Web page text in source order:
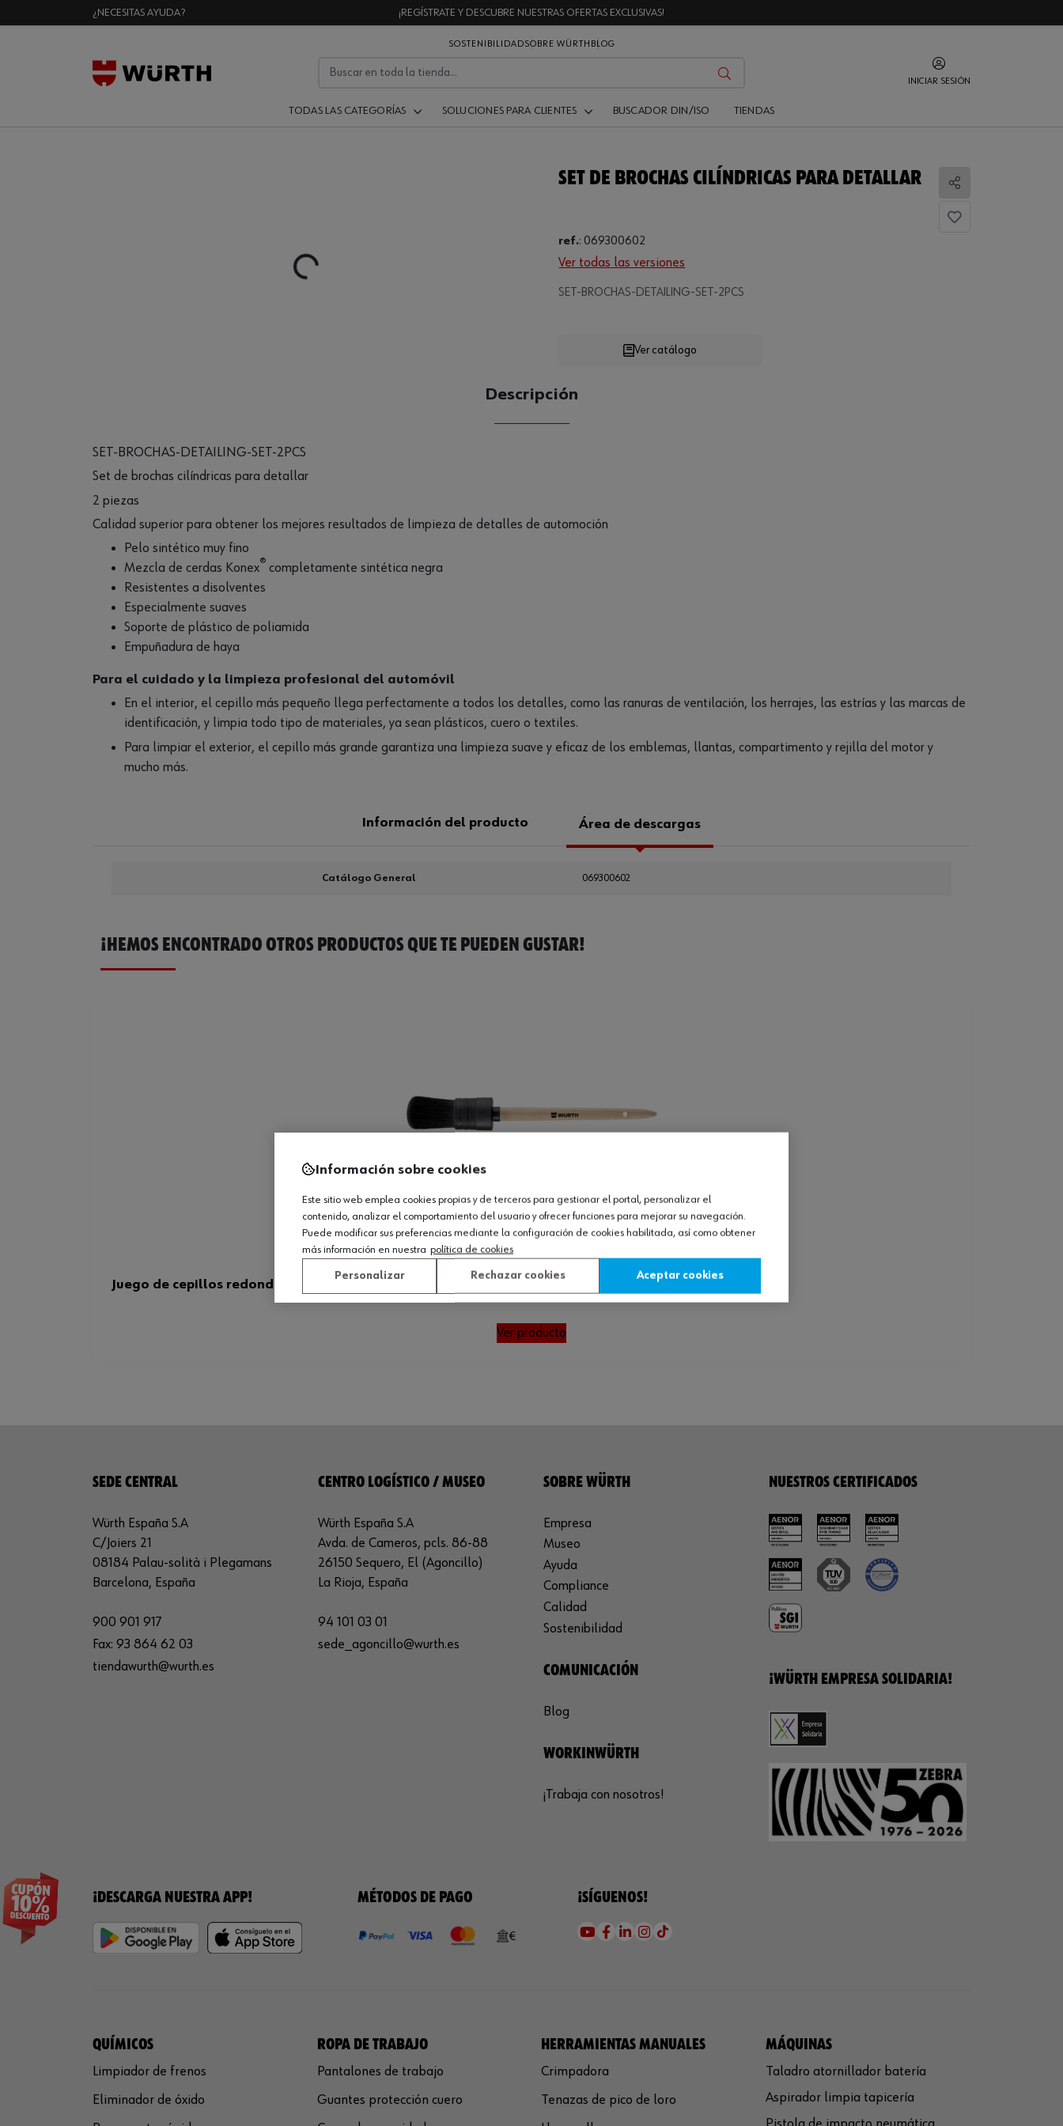
¿NECESITAS AYUDA? ¡REGÍSTRATE Y DESCUBRE NUESTRAS OFERTAS EXCLUSIVAS!
SOSTENIBILIDADSOBRE WÜRTH BLOG
INICIAR SESIÓN
TODAS LAS CATEGORÍAS SOLUCIONES PARA CLIENTES BUSCADOR DIN/ISO TIENDAS
Loading...
SET DE BROCHAS CILÍNDRICAS PARA DETALLAR
Compartir
ref.: 069300602
Ver todas las versiones
SET-BROCHAS-DETAILING-SET-2PCS
Loading...
CANTIDAD
Ver catálogo
Descripción
SET-BROCHAS-DETAILING-SET-2PCS
Set de brochas cilíndricas para detallar
2 piezas
Calidad superior para obtener los mejores resultados de limpieza de detalles de automoción
Pelo sintético muy fino
Mezcla de cerdas Konex® completamente sintética negra
Resistentes a disolventes
Especialmente suaves
Soporte de plástico de poliamida
Empuñadura de haya
Para el cuidado y la limpieza profesional del automóvil
En el interior, el cepillo más pequeño llega perfectamente a todos los detalles, como las ranuras de ventilación, los herrajes, las estrías y las marcas de
identificación, y limpia todo tipo de materiales, ya sean plásticos, cuero o textiles.
Para limpiar el exterior, el cepillo más grande garantiza una limpieza suave y eficaz de los emblemas, llantas, compartimento y rejilla del motor y
mucho más.
Información del producto Área de descargas
Catálogo General 069300602
¡HEMOS ENCONTRADO OTROS PRODUCTOS QUE TE PUEDEN GUSTAR!
Juego de cepillos redondos de detallado 2 piezas
Ver producto
SEDE CENTRAL
Würth España S.A
C/Joiers 21
08184 Palau-solità i Plegamans
Barcelona, España
900 901 917
Fax: 93 864 62 03
tiendawurth@wurth.es
CENTRO LOGÍSTICO / MUSEO
Würth España S.A
Avda. de Cameros, pcls. 86-88
26150 Sequero, El (Agoncillo)
La Rioja, España
94 101 03 01
sede_agoncillo@wurth.es
SOBRE WÜRTH
Empresa
Museo
Ayuda
Compliance
Calidad
Sostenibilidad
COMUNICACIÓN
Blog
WORKINWÜRTH
¡Trabaja con nosotros!
NUESTROS CERTIFICADOS
¡WÜRTH EMPRESA SOLIDARIA!
¡DESCARGA NUESTRA APP! MÉTODOS DE PAGO ¡SÍGUENOS!
QUÍMICOS
Limpiador de frenos
Eliminador de óxido
ROPA DE TRABAJO
Pantalones de trabajo
Guantes protección cuero
HERRAMIENTAS MANUALES
Crimpadora
Tenazas de pico de loro
MÁQUINAS
Taladro atornillador batería
Aspirador limpia tapicería
Información sobre cookies
Este sitio web emplea cookies propias y de terceros para gestionar el portal, personalizar el
contenido, analizar el comportamiento del usuario y ofrecer funciones para mejorar su navegación.
Puede modificar sus preferencias mediante la configuración de cookies habilitada, así como obtener
más información en nuestra política de cookies
Personalizar Rechazar cookies Aceptar cookies